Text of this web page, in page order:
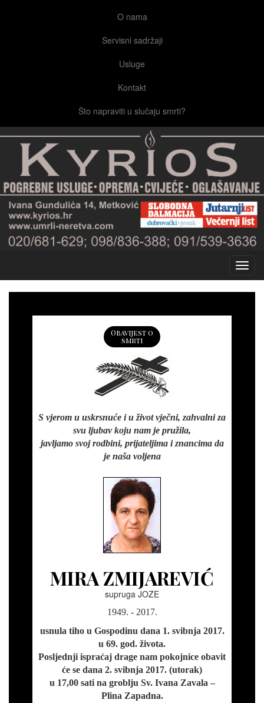
O nama
Servisni sadržaji
Usluge
Kontakt
Što napraviti u slučaju smrti?
Obavijest o
smrti
S vjerom u uskrsnuće i u život vječni, zahvalni za
svu ljubav koju nam je pružila,
javljamo svoj rodbini, prijateljima i znancima da
je naša voljena
MIRA ZMIJAREVIĆ
supruga JOZE
1949. - 2017.
usnula tiho u Gospodinu dana 1. svibnja 2017.
u 69. god. života.
Posljednji ispraćaj drage nam pokojnice obavit
će se dana 2. svibnja 2017. (utorak)
u 17,00 sati na groblju Sv. Ivana Zavala –
Plina Zapadna.